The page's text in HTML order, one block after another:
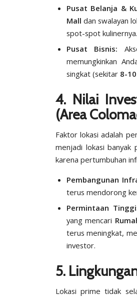
Pusat Belanja &
Mall dan swalayan
spot-spot kulinernya.
Pusat Bisnis:
memungkinkan
singkat (sekitar 8-
4. Nilai
(Area
Faktor lokasi adalah
menjadi lokasi banyak
karena pertumbuhan
Pembangunan
terus mendorong
Permintaan
yang mencari
terus meningkat,
investor.
5.
Lokasi prime tidak